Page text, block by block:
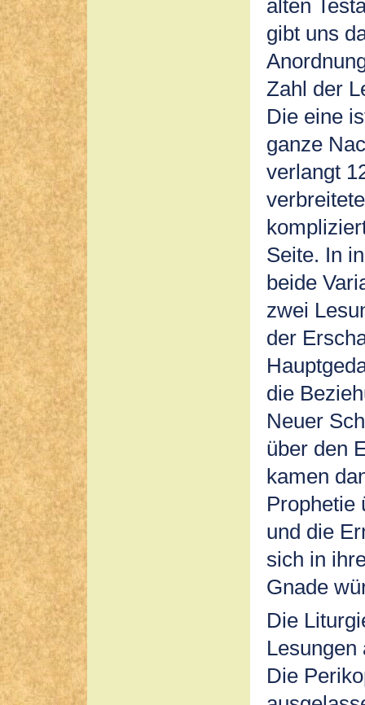
alten
gibt uns
Zahl der
Die eine
ganze
verlangt
Seite. In
beide
zwei
der
die
Neuer
über den
kamen
Prophetie
und die
sich in
Gnade
Die
Die